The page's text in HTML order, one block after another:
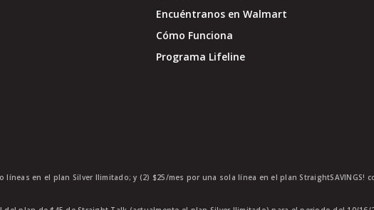
Encuéntranos en Walmart
Cómo Funciona
Programa Lifeline
líneas en el plan Silver Ilimitado; y (2) $25/mes por una sola línea en el plan StraightSAVINGS!